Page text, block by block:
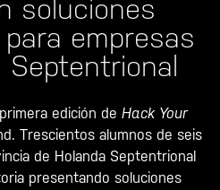
soluciones
empresas
Septentrional
edición de Hack Your
Trescientos alumnos de seis
de Holanda Septentrional
presentando soluciones